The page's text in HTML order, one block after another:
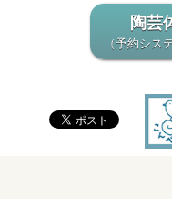
陶芸
（予約シス